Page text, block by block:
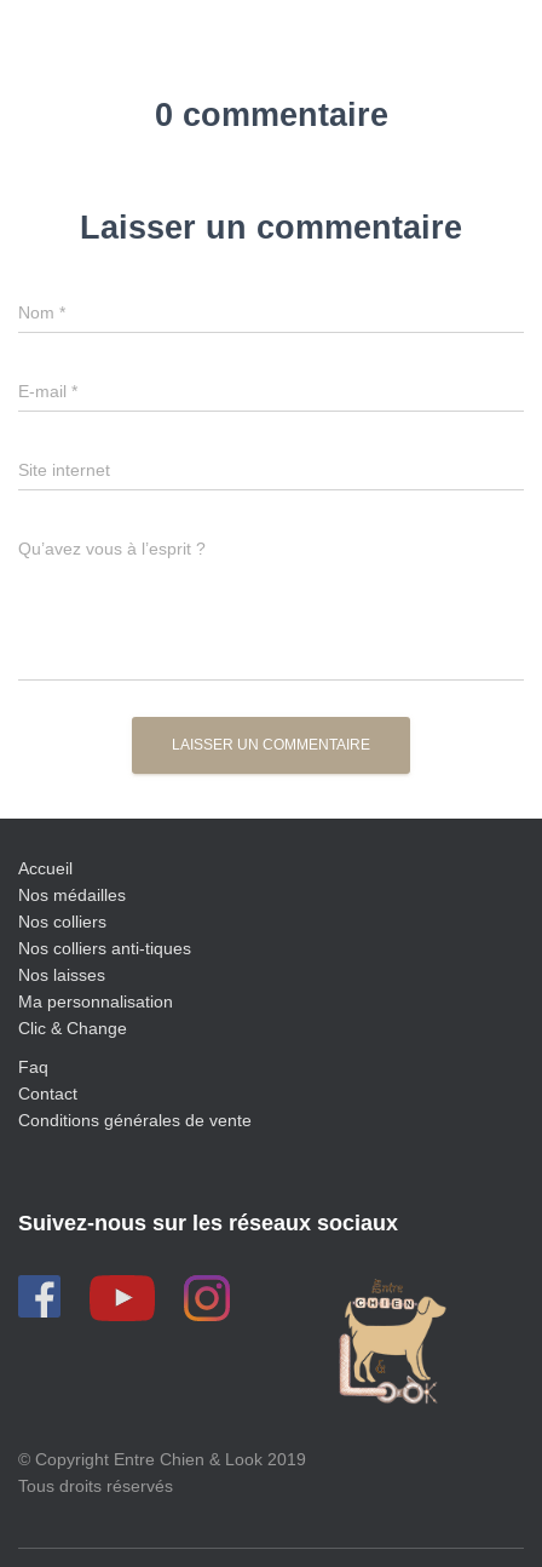
0 commentaire
Laisser un commentaire
Nom *
E-mail *
Site internet
Qu’avez vous à l’esprit ?
Accueil
Nos médailles
Nos colliers
Nos colliers anti-tiques
Nos laisses
Ma personnalisation
Clic & Change
Faq
Contact
Conditions générales de vente
Suivez-nous sur les réseaux sociaux
© Copyright Entre Chien & Look 2019
Tous droits réservés